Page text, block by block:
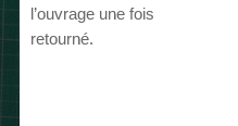
l’ouvrage une fois
retourné.